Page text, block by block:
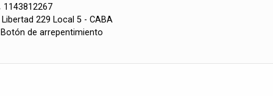
1143812267
Libertad 229 Local 5 - CABA
de arrepentimiento